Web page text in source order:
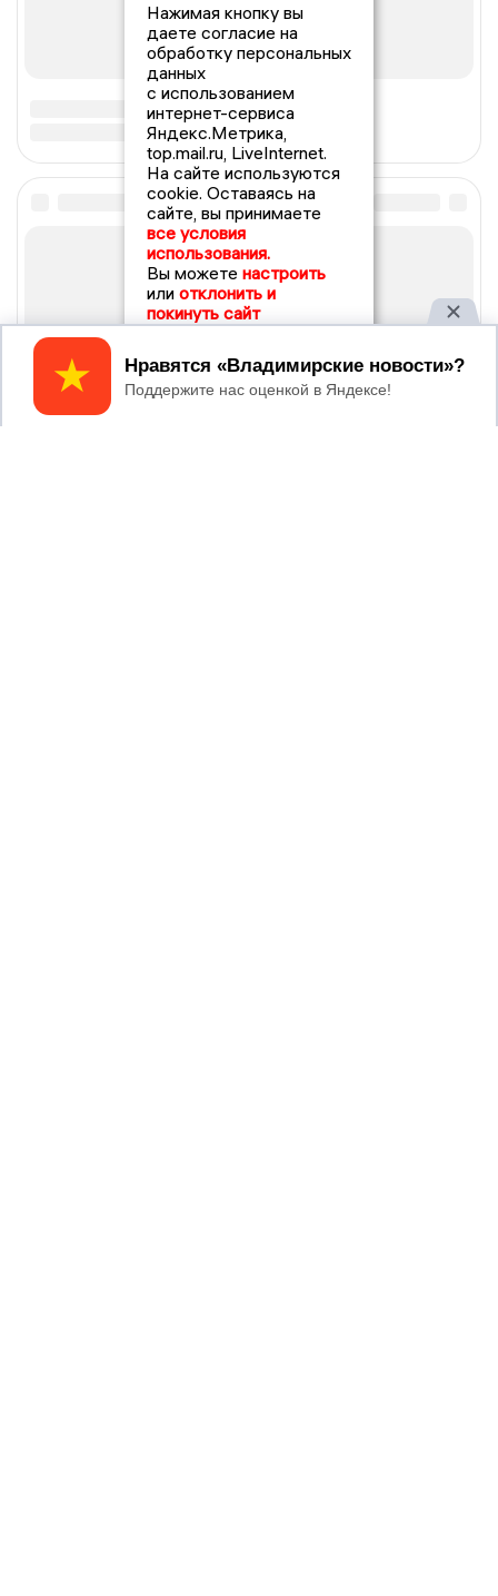
Нажимая кнопку вы
даете согласие на
обработку персональных
данных
с использованием
интернет-сервиса
Яндекс.Метрика,
top.mail.ru, LiveInternet.
На сайте используются
cookie. Оставаясь на
сайте, вы принимаете
все условия
использования.
Вы можете настроить
или отклонить и
покинуть сайт
Принять